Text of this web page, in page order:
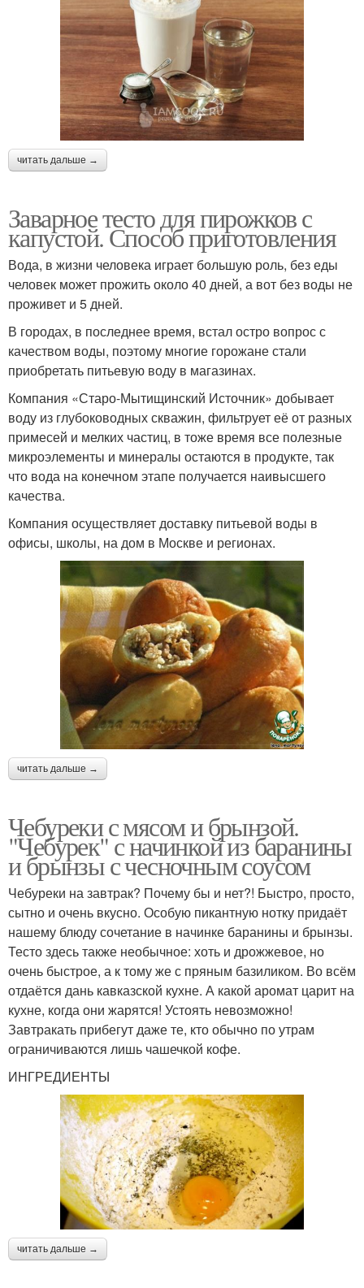
читать дальше →
Заварное тесто для пирожков с
капустой. Способ приготовления
Вода, в жизни человека играет большую роль, без еды
человек может прожить около 40 дней, а вот без воды не
проживет и 5 дней.
В городах, в последнее время, встал остро вопрос с
качеством воды, поэтому многие горожане стали
приобретать питьевую воду в магазинах.
Компания «Старо-Мытищинский Источник» добывает
воду из глубоководных скважин, фильтрует её от разных
примесей и мелких частиц, в тоже время все полезные
микроэлементы и минералы остаются в продукте, так
что вода на конечном этапе получается наивысшего
качества.
Компания осуществляет доставку питьевой воды в
офисы, школы, на дом в Москве и регионах.
читать дальше →
Чебуреки с мясом и брынзой.
"Чебурек" с начинкой из баранины
и брынзы с чесночным соусом
Чебуреки на завтрак? Почему бы и нет?! Быстро, просто,
сытно и очень вкусно. Особую пикантную нотку придаёт
нашему блюду сочетание в начинке баранины и брынзы.
Тесто здесь также необычное: хоть и дрожжевое, но
очень быстрое, а к тому же с пряным базиликом. Во всём
отдаётся дань кавказской кухне. А какой аромат царит на
кухне, когда они жарятся! Устоять невозможно!
Завтракать прибегут даже те, кто обычно по утрам
ограничиваются лишь чашечкой кофе.
ИНГРЕДИЕНТЫ
читать дальше →